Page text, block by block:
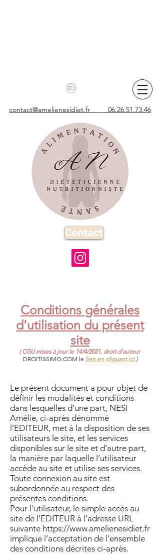
contact@amelienesidiet.fr 06.26.51.73.46
Contact
Conditions générales
d'utilisation du présent
site
( CGU mises à jour le 14/4/2021, droit d'auteur
DROITISSIMO.COM le lien en cliquant ici)
Le présent document a pour objet de
définir les modalités et conditions
dans lesquelles d’une part, NESI
Amélie, ci-après dénommé
l’EDITEUR, met à la disposition de ses
utilisateurs le site, et les services
disponibles sur le site et d’autre part,
la manière par laquelle l’utilisateur
accède au site et utilise ses services.
Toute connexion au site est
subordonnée au respect des
présentes conditions.
Pour l’utilisateur, le simple accès au
site de l’EDITEUR à l’adresse URL
suivante https://www.amelienesidiet.fr
implique l’acceptation de l’ensemble
des conditions décrites ci-après.